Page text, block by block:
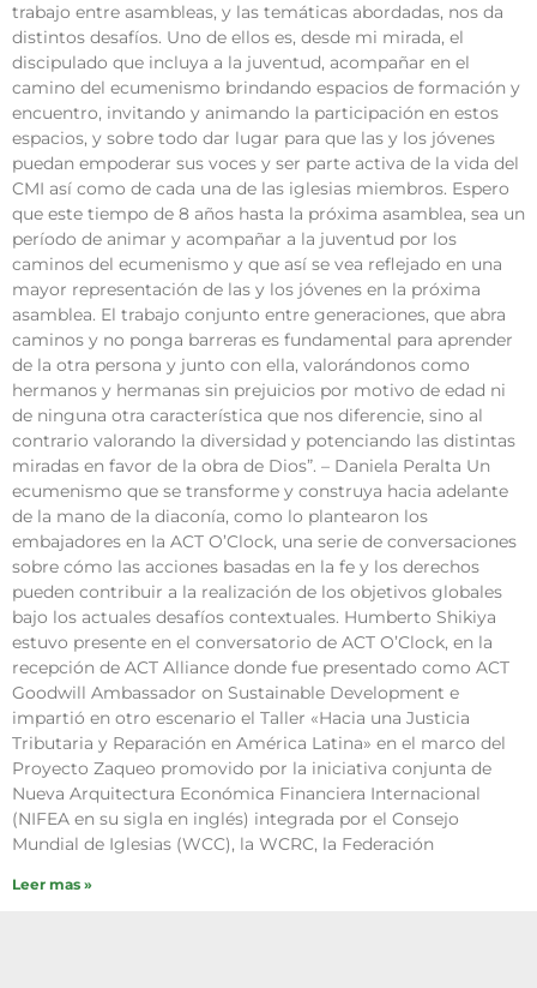
trabajo entre asambleas, y las temáticas abordadas, nos da
distintos desafíos. Uno de ellos es, desde mi mirada, el
discipulado que incluya a la juventud, acompañar en el
camino del ecumenismo brindando espacios de formación y
encuentro, invitando y animando la participación en estos
espacios, y sobre todo dar lugar para que las y los jóvenes
puedan empoderar sus voces y ser parte activa de la vida del
CMI así como de cada una de las iglesias miembros. Espero
que este tiempo de 8 años hasta la próxima asamblea, sea un
período de animar y acompañar a la juventud por los
caminos del ecumenismo y que así se vea reflejado en una
mayor representación de las y los jóvenes en la próxima
asamblea. El trabajo conjunto entre generaciones, que abra
caminos y no ponga barreras es fundamental para aprender
de la otra persona y junto con ella, valorándonos como
hermanos y hermanas sin prejuicios por motivo de edad ni
de ninguna otra característica que nos diferencie, sino al
contrario valorando la diversidad y potenciando las distintas
miradas en favor de la obra de Dios”. – Daniela Peralta Un
ecumenismo que se transforme y construya hacia adelante
de la mano de la diaconía, como lo plantearon los
embajadores en la ACT O’Clock, una serie de conversaciones
sobre cómo las acciones basadas en la fe y los derechos
pueden contribuir a la realización de los objetivos globales
bajo los actuales desafíos contextuales. Humberto Shikiya
estuvo presente en el conversatorio de ACT O’Clock, en la
recepción de ACT Alliance donde fue presentado como ACT
Goodwill Ambassador on Sustainable Development e
impartió en otro escenario el Taller «Hacia una Justicia
Tributaria y Reparación en América Latina» en el marco del
Proyecto Zaqueo promovido por la iniciativa conjunta de
Nueva Arquitectura Económica Financiera Internacional
(NIFEA en su sigla en inglés) integrada por el Consejo
Mundial de Iglesias (WCC), la WCRC, la Federación
Leer mas »